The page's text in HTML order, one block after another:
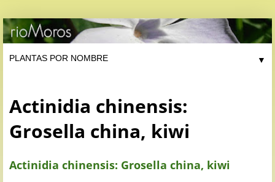
▼
Actinidia chinensis:
Grosella china, kiwi
Actinidia chinensis: Grosella china, kiwi